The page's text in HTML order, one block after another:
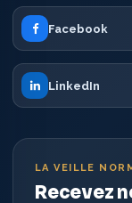
Facebook
LinkedIn
LA VEILLE
Recevez